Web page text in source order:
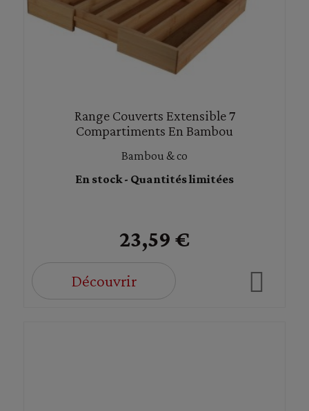
Range Couverts Extensible 7
Compartiments En Bambou
Bambou & co
En stock - Quantités limitées
23,59 €
Découvrir